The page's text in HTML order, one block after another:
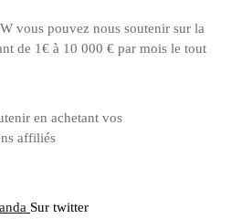
vous pouvez nous soutenir sur la
de 1€ à 10 000 € par mois le tout
en achetant vos
affiliés
Sur twitter